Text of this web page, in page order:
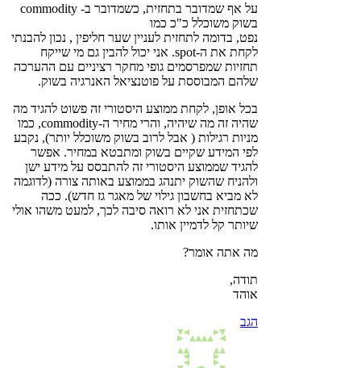
על אף שמדובר בתחזית, כשמדובר ב- commodity
בשוק משוכלל כ"כ כמו
נפט, בדומה לתחזית לעניין שער חליפין , נכון להבנתי
לקחת את ה-spot. אני יכול להבין גם מי שייקח
תחזיות שמפרסמים גופי מחקר רציניים עם ההערכה
שלהם המבוססת על פוטנציאל האנרגיה בשוק.
בכל אופן, לקחת ממוצע היסטורי זה פשוט להגיד מה
שהיה זה מה שיהיה, והרי מחיר ה-commodity, כמו
מניות רגילות ( אבל לרוב בשוק משוכלל יותר), נקבע
לפי המידע שקיים בשוק ומתבטא במחיר. אפשר
להגיד שממוצע היסטורי זה להתבסס על מידע ישן
ולהניח שהשוק יתנהג בממוצע באותה צורה (לדוגמה
לא מביא בחשבון גילוי של מאגר גז חדש). ככה
שכתחזית אני לא רואה סיבה לכך, למעט משהו אולי
שיותר קל לדמיין אותו.
מה אתה אומר?
תודה,
אוהד
הגב